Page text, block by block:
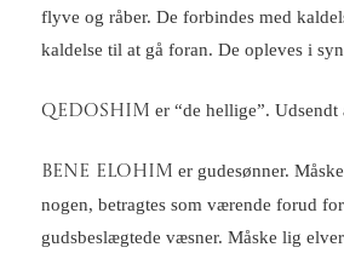
flyve og råber. De forbindes med
kaldelse til at gå foran. De opleves i
Qedoshim er “de hellige”. Udsendt
Bene Elohim er gudesønner.
nogen, betragtes som værende forud
gudsbeslægtede væsner. Måske lig